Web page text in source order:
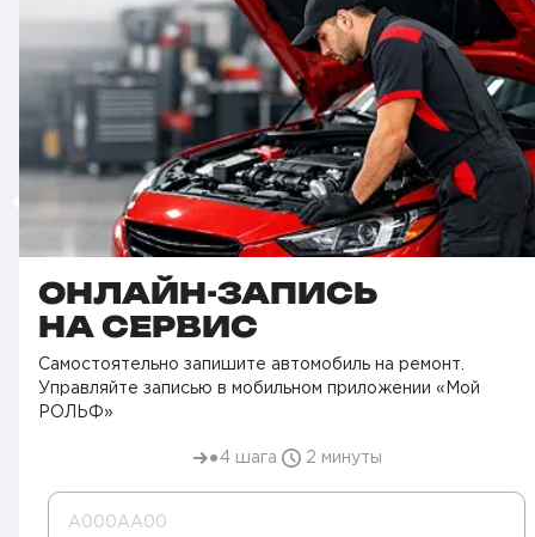
ОНЛАЙН-ЗАПИСЬ
НА СЕРВИС
Самостоятельно запишите автомобиль на ремонт.
Управляйте записью в мобильном приложении «Мой
РОЛЬФ»
4 шага 2 минуты
А000AA00